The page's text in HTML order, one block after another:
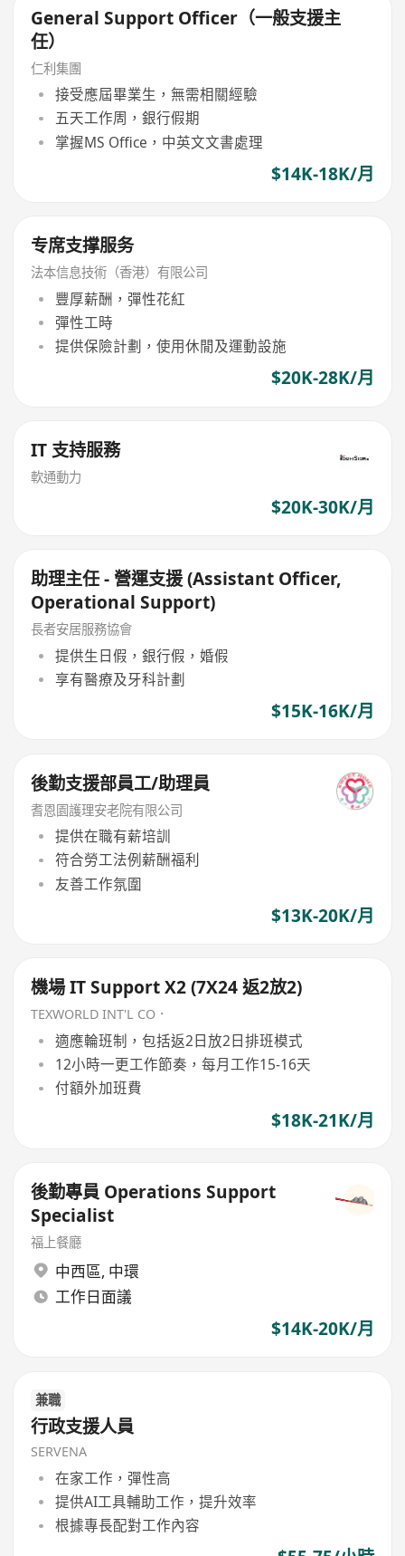
General Support Officer（一般支援主
任）
仁利集團
接受應屆畢業生，無需相關經驗
五天工作周，銀行假期
掌握MS Office，中英文文書處理
$14K-18K/月
专席支撑服务
法本信息技術（香港）有限公司
豐厚薪酬，彈性花紅
彈性工時
提供保險計劃，使用休閒及運動設施
$20K-28K/月
IT 支持服務
軟通動力
$20K-30K/月
助理主任 - 營運支援 (Assistant Officer,
Operational Support)
長者安居服務協會
提供生日假，銀行假，婚假
享有醫療及牙科計劃
$15K-16K/月
後勤支援部員工/助理員
耆恩園護理安老院有限公司
提供在職有薪培訓
符合勞工法例薪酬福利
友善工作氛圍
$13K-20K/月
機場 IT Support X2 (7X24 返2放2)
TEXWORLD INT'L CO．
適應輪班制，包括返2日放2日排班模式
12小時一更工作節奏，每月工作15-16天
付額外加班費
$18K-21K/月
後勤專員 Operations Support
Specialist
​福上餐廳
中西區, 中環
工作日面議
$14K-20K/月
兼職
行政支援人員
SERVENA
在家工作，彈性高
提供AI工具輔助工作，提升效率
根據專長配對工作內容